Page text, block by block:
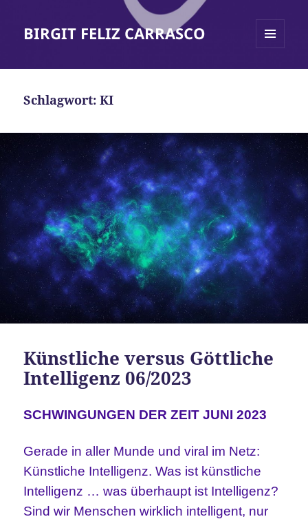
BIRGIT FELIZ CARRASCO
Schlagwort:KI
Künstliche versus Göttliche
Intelligenz 06/2023
SCHWINGUNGEN DER ZEIT JUNI 2023
Gerade in aller Munde und viral im Netz:
Künstliche Intelligenz. Was ist künstliche
Intelligenz … was überhaupt ist Intelligenz?
Sind wir Menschen wirklich intelligent, nur